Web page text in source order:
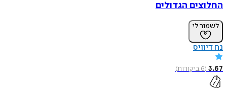
החלוצים הגדולים
לשמור לי
נח דיוויס
3.67
(
6ביקורות)